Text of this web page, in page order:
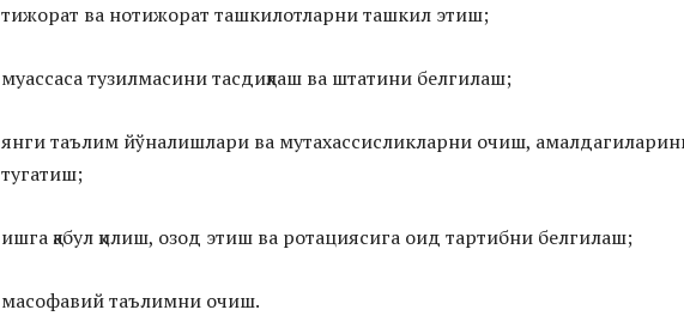
тижорат ва нотижорат ташкилотларни ташкил этиш;
муассаса тузилмасини тасдиқлаш ва штатини белгилаш;
янги таълим йўналишлари ва мутахассисликларни очиш,
тугатиш;
ишга қабул қилиш, озод этиш ва ротациясига оид тартибни белгилаш;
масофавий таълимни очиш.